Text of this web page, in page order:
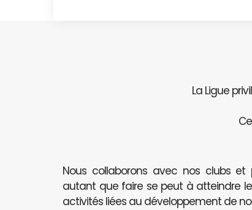
La Ligue
Nous collaborons avec nos clubs
autant que faire se peut à atteindre
activités liées au développement de